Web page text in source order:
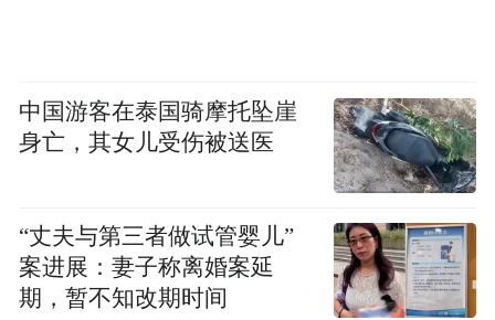
中国游客在泰国骑摩托坠崖
身亡，其女儿受伤被送医
“丈夫与第三者做试管婴儿”
案进展：妻子称离婚案延
期，暂不知改期时间